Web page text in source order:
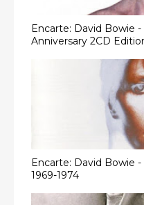
Encarte: David Bowie
Anniversary 2CD
Encarte: David Bowie
1969-1974